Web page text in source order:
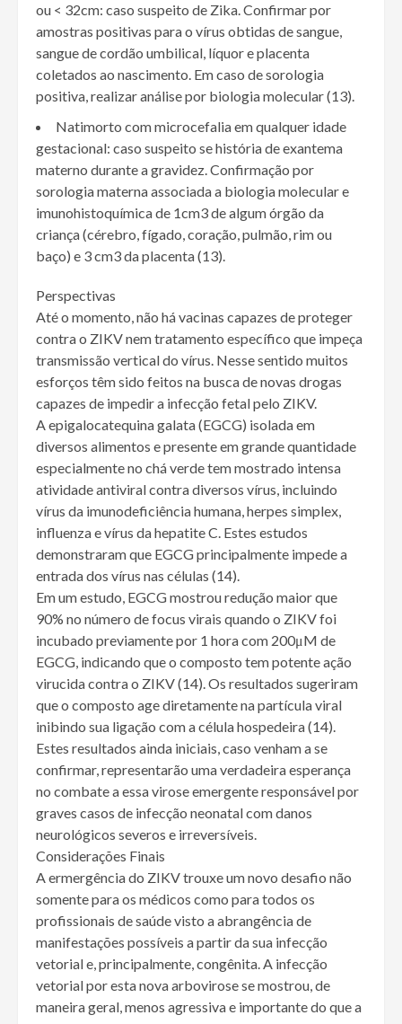
ou < 32cm: caso suspeito de Zika. Confirmar por
amostras positivas para o vírus obtidas de sangue,
sangue de cordão umbilical, líquor e placenta
coletados ao nascimento. Em caso de sorologia
positiva, realizar análise por biologia molecular (13).
Natimorto com microcefalia em qualquer idade
gestacional: caso suspeito se história de exantema
materno durante a gravidez. Confirmação por
sorologia materna associada a biologia molecular e
imunohistoquímica de 1cm3 de algum órgão da
criança (cérebro, fígado, coração, pulmão, rim ou
baço) e 3 cm3 da placenta (13).
Perspectivas
Até o momento, não há vacinas capazes de proteger
contra o ZIKV nem tratamento específico que impeça
transmissão vertical do vírus. Nesse sentido muitos
esforços têm sido feitos na busca de novas drogas
capazes de impedir a infecção fetal pelo ZIKV.
A epigalocatequina galata (EGCG) isolada em
diversos alimentos e presente em grande quantidade
especialmente no chá verde tem mostrado intensa
atividade antiviral contra diversos vírus, incluindo
vírus da imunodeficiência humana, herpes simplex,
influenza e vírus da hepatite C. Estes estudos
demonstraram que EGCG principalmente impede a
entrada dos vírus nas células (14).
Em um estudo, EGCG mostrou redução maior que
90% no número de focus virais quando o ZIKV foi
incubado previamente por 1 hora com 200μM de
EGCG, indicando que o composto tem potente ação
virucida contra o ZIKV (14). Os resultados sugeriram
que o composto age diretamente na partícula viral
inibindo sua ligação com a célula hospedeira (14).
Estes resultados ainda iniciais, caso venham a se
confirmar, representarão uma verdadeira esperança
no combate a essa virose emergente responsável por
graves casos de infecção neonatal com danos
neurológicos severos e irreversíveis.
Considerações Finais
A ermergência do ZIKV trouxe um novo desafio não
somente para os médicos como para todos os
profissionais de saúde visto a abrangência de
manifestações possíveis a partir da sua infecção
vetorial e, principalmente, congênita. A infecção
vetorial por esta nova arbovirose se mostrou, de
maneira geral, menos agressiva e importante do que a